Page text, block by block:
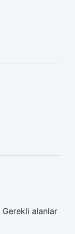
Gerekli alanlar